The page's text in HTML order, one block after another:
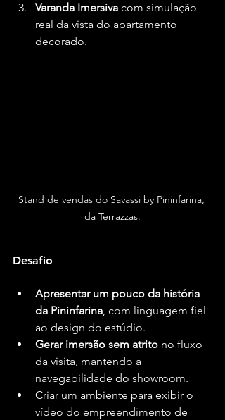
Varanda Imersiva com simulação
real da vista do apartamento
decorado.
Stand de vendas do Savassi by Pininfarina,
da Terrazzas.
Desafio
Apresentar um pouco da história
da Pininfarina, com linguagem fiel
ao design do estúdio.
Gerar imersão sem atrito no fluxo
da visita, mantendo a
navegabilidade do showroom.
Criar um ambiente para exibir o
vídeo do empreendimento de